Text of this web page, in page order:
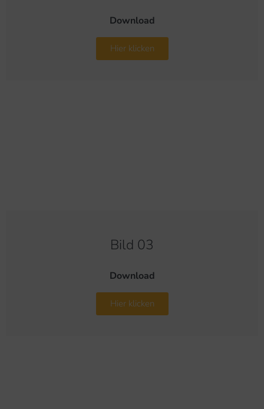
Download
Hier klicken
Bild 03
Download
Hier klicken